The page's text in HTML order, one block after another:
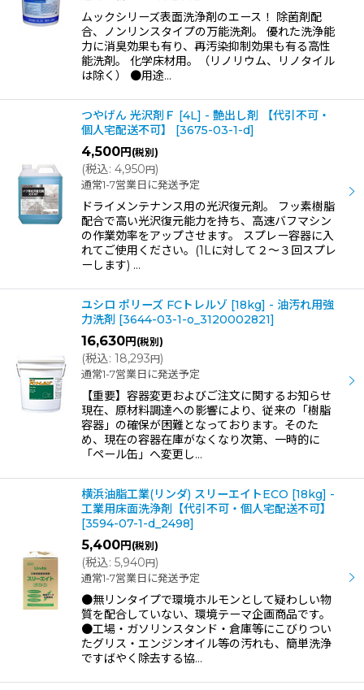
ムックシリーズ表面洗浄剤のエース！ 除菌剤配
合、ノンリンスタイプの万能洗剤。 優れた洗浄能
力に消臭効果も有り、再汚染抑制効果も有る高性
能洗剤。 化学床材用。（リノリウム、リノタイル
は除く） ●用途…
つやげん 光沢剤Ｆ [4L] - 艶出し剤 【代引不可・
個人宅配送不可】
[3675-03-1-d]
4,500円 (税別)
(税込: 4,950円)
通常1-7営業日に発送予定
ドライメンテナンス用の光沢復元剤。 フッ素樹脂
配合で高い光沢復元能力を持ち、高速バフマシン
の作業効率をアップさせます。 スプレー容器に入
れてご使用ください。(1Lに対して２〜３回スプレ
ーします) …
ユシロ ポリーズ FCトレルゾ [18kg] - 油汚れ用強
力洗剤
[3644-03-1-o_3120002821]
16,630円 (税別)
(税込: 18,293円)
通常1-7営業日に発送予定
【重要】容器変更およびご注文に関するお知らせ
現在、原材料調達への影響により、従来の「樹脂
容器」の確保が困難となっております。そのた
め、現在の容器在庫がなくなり次第、一時的に
「ペール缶」へ変更し…
横浜油脂工業(リンダ) スリーエイトECO [18kg] -
工業用床面洗浄剤【代引不可・個人宅配送不可】
[3594-07-1-d_2498]
5,400円 (税別)
(税込: 5,940円)
通常1-7営業日に発送予定
●無リンタイプで環境ホルモンとして疑わしい物
質を配合していない、環境テーマ企画商品です。
●工場・ガソリンスタンド・倉庫等にこびりつい
たグリス・エンジンオイル等の汚れも、簡単洗浄
ですばやく除去する協…